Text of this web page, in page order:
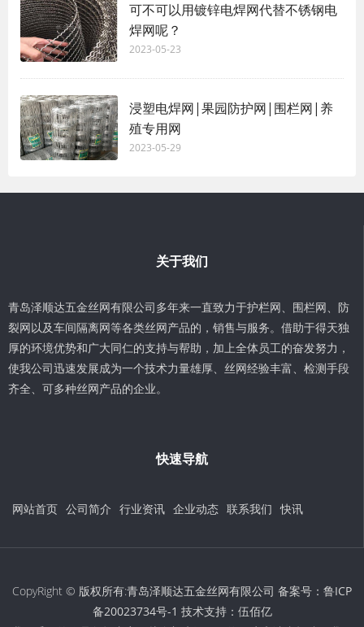
可不可以用镀锌电焊网代替不锈钢电
焊网呢？
2023-05-23
浸塑电焊网|果园防护网|围栏网|养
殖专用网
2023-05-29
关于我们
青岛泽顺达五金丝网有限公司多年来一直致力于护栏网、围栏网、防
裂网以及车间隔离网等各类丝网产品的，销售与服务。借助于得天独
厚的环境优势和广大同仁的支持与帮助，加上全体员工的奋发努力，
使我公司迅速发展成为一个技术力量雄厚、丝网经验丰富、检测手段
齐全、可多种丝网产品的企业。
快速导航
网站首页 公司简介 行业资讯 企业动态 联系我们 快讯
CopyRight © 版权所有:青岛泽顺达五金丝网有限公司 备案号： 鲁ICP
备20023734号-1 技术支持： 伍佰亿